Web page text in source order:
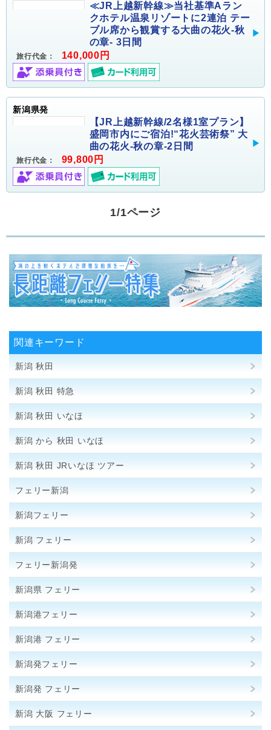
≪JR上越新幹線≫当社基準Aラン
クホテル温泉リゾートに2連泊 テー
ブル席から観賞する大曲の花火-秋
の章- 3日間
旅行代金： 140,000円
新潟県発
【JR上越新幹線/2名様1室プラン】
盛岡市内にご宿泊!“花火芸術祭” 大
曲の花火-秋の章-2日間
旅行代金： 99,800円
1/1ページ
関連キーワード
新潟 秋田
新潟 秋田 特急
新潟 秋田 いなほ
新潟 から 秋田 いなほ
新潟 秋田 JRいなほ ツアー
フェリー新潟
新潟フェリー
新潟 フェリー
フェリー新潟発
新潟県 フェリー
新潟港フェリー
新潟港 フェリー
新潟発フェリー
新潟発 フェリー
新潟 大阪 フェリー